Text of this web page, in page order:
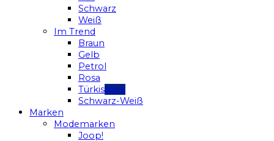
Schwarz
Weiß
Im Trend
Braun
Gelb
Petrol
Rosa
Türkis
Schwarz-Weiß
Marken
Modemarken
Joop!